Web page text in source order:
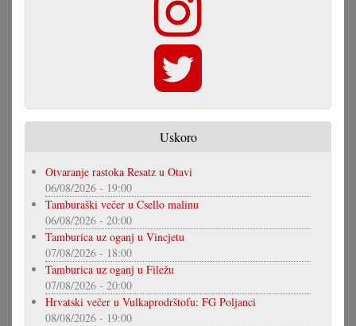
Uskoro
Otvaranje rastoka Resatz u Otavi
06/08/2026 - 19:00
Tamburaški večer u Csello malinu
06/08/2026 - 20:00
Tamburica uz oganj u Vincjetu
07/08/2026 - 18:00
Tamburica uz oganj u Filežu
07/08/2026 - 20:00
Hrvatski večer u Vulkaprodrštofu: FG Poljanci
08/08/2026 - 19:00